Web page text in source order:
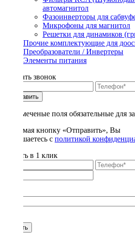
автомагнитол
Фазоинверторы для
Микрофоны для магнитол
Решетки для динамиков
Прочие комплектующие для
Преобразователи / Инвертеры
Элементы питания
Заказать звонок
Отправить
* - отмеченые поля обязательные для
Нажимая кнопку «Отправить», Вы
соглашаетесь с политикой
Купить в 1 клик
Купить